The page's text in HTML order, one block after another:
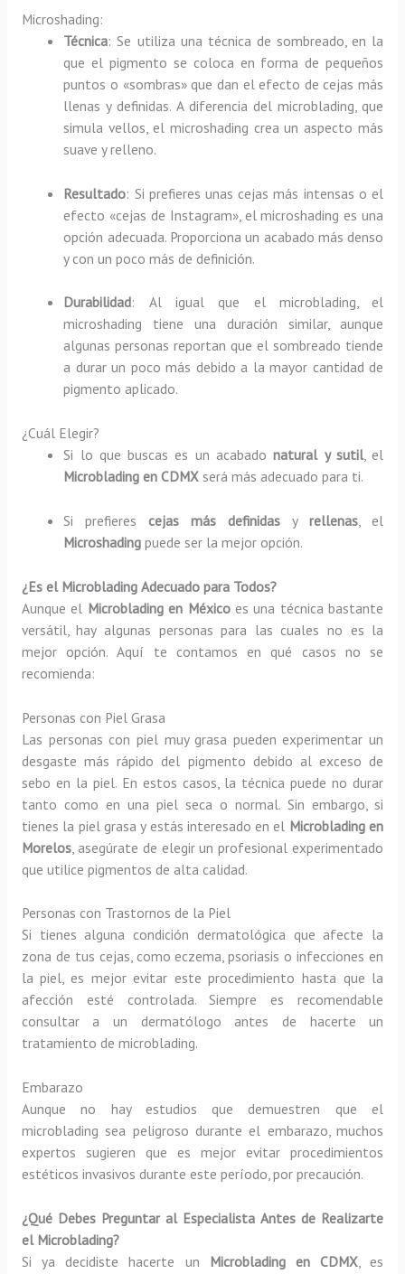
Microshading:
Técnica: Se utiliza una técnica de sombreado, en la
que el pigmento se coloca en forma de pequeños
puntos o «sombras» que dan el efecto de cejas más
llenas y definidas. A diferencia del microblading, que
simula vellos, el microshading crea un aspecto más
suave y relleno.
Resultado: Si prefieres unas cejas más intensas o el
efecto «cejas de Instagram», el microshading es una
opción adecuada. Proporciona un acabado más denso
y con un poco más de definición.
Durabilidad: Al igual que el microblading, el
microshading tiene una duración similar, aunque
algunas personas reportan que el sombreado tiende
a durar un poco más debido a la mayor cantidad de
pigmento aplicado.
¿Cuál Elegir?
Si lo que buscas es un acabadonatural y sutil, el
Microblading en CDMX será más adecuado para ti.
Si prefierescejas más definidas yrellenas, el
Microshading puede ser la mejor opción.
¿Es el Microblading Adecuado para Todos?
Aunque el Microblading en Méxicoes una técnica bastante
versátil, hay algunas personas para las cuales no es la
mejor opción. Aquí te contamos en qué casos no se
recomienda:
Personas con Piel Grasa
Las personas con piel muy grasa pueden experimentar un
desgaste más rápido del pigmento debido al exceso de
sebo en la piel. En estos casos, la técnica puede no durar
tanto como en una piel seca o normal. Sin embargo, si
tienes la piel grasa y estás interesado en el Microblading en
Morelos, asegúrate de elegir un profesional experimentado
que utilice pigmentos de alta calidad.
Personas con Trastornos de la Piel
Si tienes alguna condición dermatológica que afecte la
zona de tus cejas, como eczema, psoriasis o infecciones en
la piel, es mejor evitar este procedimiento hasta que la
afección esté controlada. Siempre es recomendable
consultar a un dermatólogo antes de hacerte un
tratamiento de microblading.
Embarazo
Aunque no hay estudios que demuestren que el
microblading sea peligroso durante el embarazo, muchos
expertos sugieren que es mejor evitar procedimientos
estéticos invasivos durante este período, por precaución.
¿Qué Debes Preguntar al Especialista Antes de Realizarte
el Microblading?
Si ya decidiste hacerte un Microblading en CDMX, es